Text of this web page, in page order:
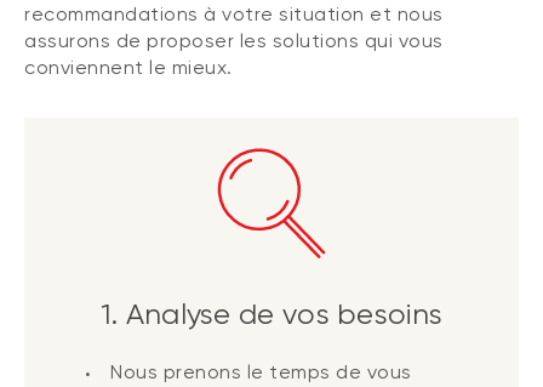
recommandations à votre situation et nous
assurons de proposer les solutions qui vous
conviennent le mieux.
1. Analyse de vos besoins
Nous prenons le temps de vous